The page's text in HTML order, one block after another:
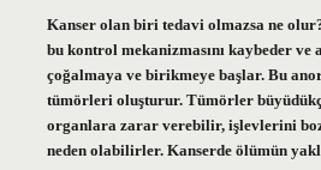
Kanser olan biri tedavi olmazsa ne
bu kontrol mekanizmasını kaybeder ve
çoğalmaya ve birikmeye başlar. Bu
tümörleri oluşturur. Tümörler
organlara zarar verebilir, işlevlerini
neden olabilirler. Kanserde ölümün